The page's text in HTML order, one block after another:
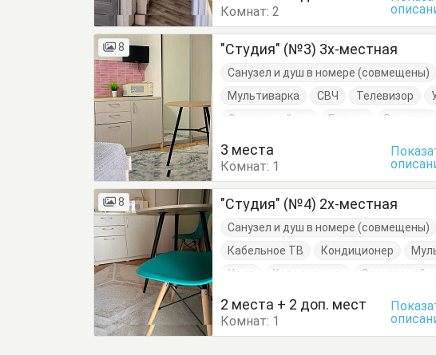
Кровать двуспальная
Обеденный
Комнат:2
8 "Студия" (№3) 3х-местная
Санузел и душ в номере (совмещены)
Мультиварка
СВЧ Телевизор
Электрочайник
Балкон Вешалка
Шкаф
3 места
Комнат: 1
8 "Студия" (№4) 2х-местная
Санузел и душ в номере (совмещены)
Кабельное ТВ
Кондиционер
Утюг
Холодильник
Кровать двуспальная
Тумбочки
2 места + 2 доп. мест
Комнат: 1